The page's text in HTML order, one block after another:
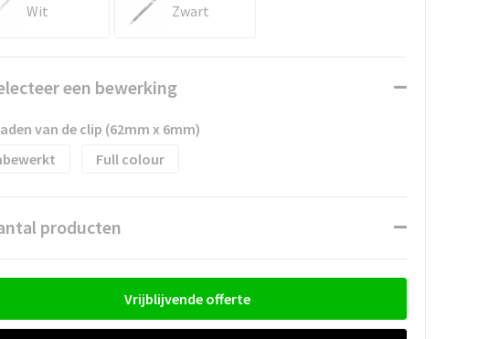
Wit Zwart
een bewerking
van de clip (62mm x 6mm)
Full colour
producten
Vrijblijvende offerte